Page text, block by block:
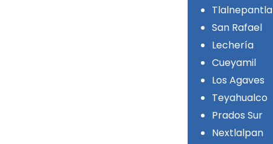
Tlalnepantla
San Rafael
Lechería
Cueyamil
Los Agaves
Teyahualco
Prados Sur
Nextlalpan